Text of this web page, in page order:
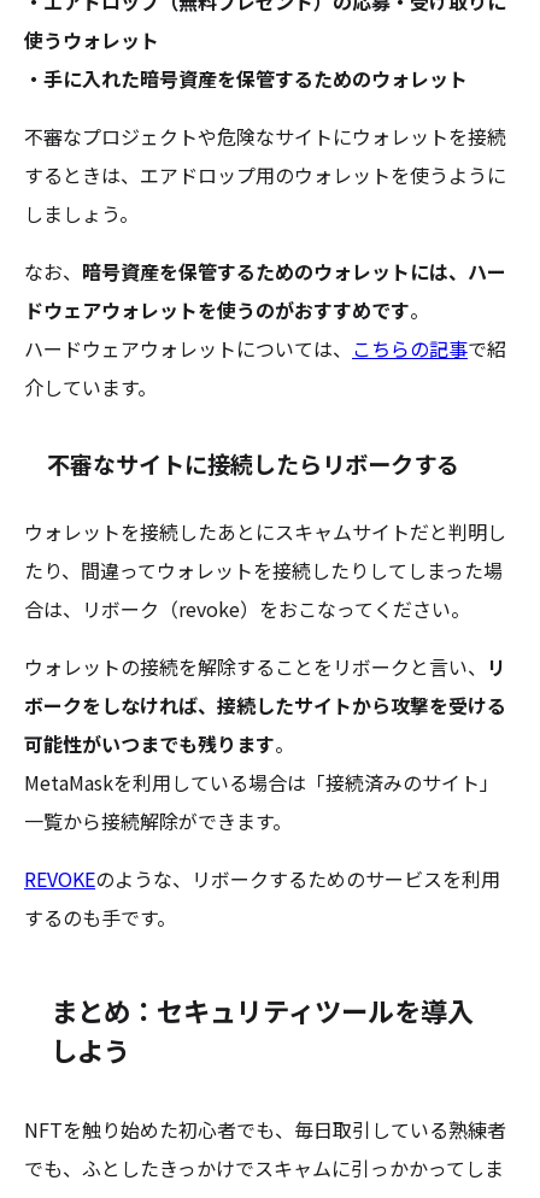
使うウォレット
・手に入れた暗号資産を保管するためのウォレット
不審なプロジェクトや危険なサイトにウォレットを接続
するときは、エアドロップ用のウォレットを使うように
しましょう。
なお、 暗号資産を保管するためのウォレットには、ハー
ドウェアウォレットを使うのがおすすめです。
ハードウェアウォレットについては、 こちらの記事で紹
介しています。
不審なサイトに接続したらリボークする
ウォレットを接続したあとにスキャムサイトだと判明し
たり、間違ってウォレットを接続したりしてしまった場
合は、リボーク（revoke）をおこなってください。
ウォレットの接続を解除することをリボークと言い、 リ
ボークをしなければ、接続したサイトから攻撃を受ける
可能性がいつまでも残ります。
MetaMaskを利用している場合は「接続済みのサイト」
一覧から接続解除ができます。
REVOKEのような、リボークするためのサービスを利用
するのも手です。
まとめ：セキュリティツールを導入
しよう
NFTを触り始めた初心者でも、毎日取引している熟練者
でも、ふとしたきっかけでスキャムに引っかかってしま